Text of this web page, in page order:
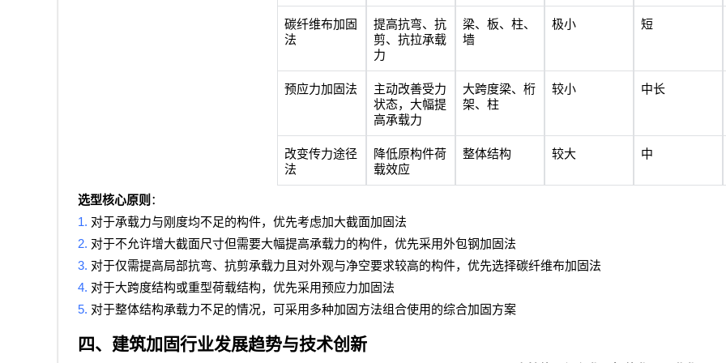
碳纤维布加固
法
提高抗弯、抗
剪、抗拉承载
力
梁、板、柱、
墙
极小 短
预应力加固法
主动改善受力
状态，大幅提
高承载力
大跨度梁、桁
架、柱
较小 中长
改变传力途径
法
降低原构件荷
载效应
整体结构 较大 中
选型核心原则 ：
1. 对于承载力与刚度均不足的构件，优先考虑加大截面加固法
2. 对于不允许增大截面尺寸但需要大幅提高承载力的构件，优先采用外包钢加固法
3. 对于仅需提高局部抗弯、抗剪承载力且对外观与净空要求较高的构件，优先选择碳纤维布加固法
4. 对于大跨度结构或重型荷载结构，优先采用预应力加固法
5. 对于整体结构承载力不足的情况，可采用多种加固方法组合使用的综合加固方案
四、建筑加固行业发展趋势与技术创新